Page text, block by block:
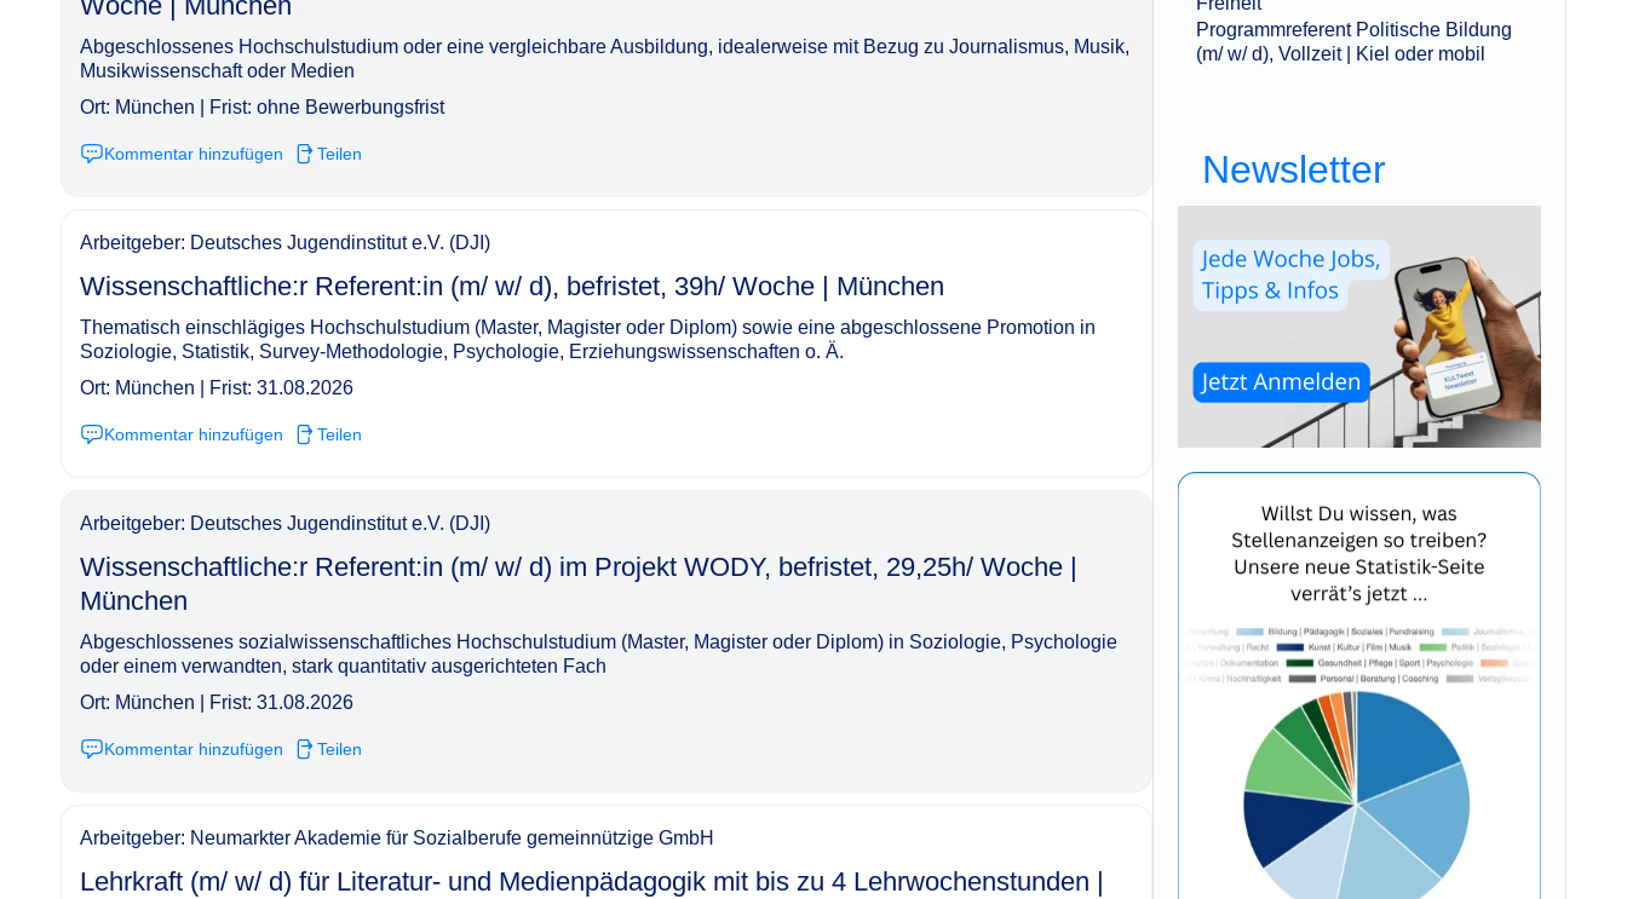
Abgeschlossenes Hochschulstudium oder eine vergleichbare Ausbildung, idealerweise mit Bezug zu Journalismus, Musik,
Musikwissenschaft oder Medien
Ort: München | Frist: ohne Bewerbungsfrist
Kommentar hinzufügen Teilen
Arbeitgeber: Deutsches Jugendinstitut e.V. (DJI)
Wissenschaftliche:r Referent:in (m/ w/ d), befristet, 39h/ Woche | München​‌‌‌‌​‌​‌‌‌‌​​‌‌‌‌‌
Thematisch einschlägiges Hochschulstudium (Master, Magister oder Diplom) sowie eine abgeschlossene Promotion in
Soziologie, Statistik, Survey-Methodologie, Psychologie, Erziehungswissenschaften o. Ä.
Ort: München | Frist: 31.08.2026
Kommentar hinzufügen Teilen
Arbeitgeber: Deutsches Jugendinstitut e.V. (DJI)
Wissenschaftliche:r Referent:in (m/ w/ d) im Projekt WODY, befristet, 29,25h/ Woche |
München​‌‌‌‌​‌​‌‌‌‌​​‌‌‌‌​
Abgeschlossenes sozialwissenschaftliches Hochschulstudium (Master, Magister oder Diplom) in Soziologie, Psychologie
oder einem verwandten, stark quantitativ ausgerichteten Fach
Ort: München | Frist: 31.08.2026
Kommentar hinzufügen Teilen
Arbeitgeber: Neumarkter Akademie für Sozialberufe gemeinnützige GmbH
Lehrkraft (m/ w/ d) für Literatur- und Medienpädagogik mit bis zu 4 Lehrwochenstunden |
Programmreferent Politische Bildung
(m/ w/ d), Vollzeit | Kiel oder mobil
Newsletter